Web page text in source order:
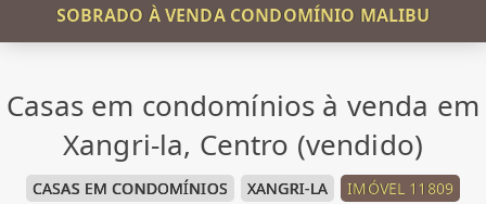
SOBRADO À VENDA CONDOMÍNIO MALIBU
Casas em condomínios à venda em
Xangri-la, Centro (vendido)
CASAS EM CONDOMÍNIOS XANGRI-LA IMÓVEL 11809